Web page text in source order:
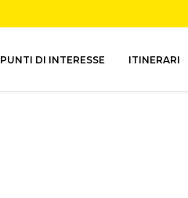
PUNTI DI INTERESSE ITINERARI